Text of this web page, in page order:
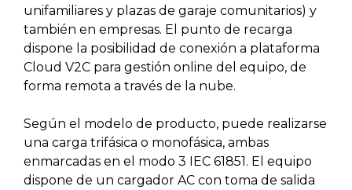
unifamiliares y plazas de garaje comunitarios) y
también en empresas. El punto de recarga
dispone la posibilidad de conexión a plataforma
Cloud V2C para gestión online del equipo, de
forma remota a través de la nube.
Según el modelo de producto, puede realizarse
una carga trifásica o monofásica, ambas
enmarcadas en el modo 3 IEC 61851. El equipo
dispone de un cargador AC con toma de salida